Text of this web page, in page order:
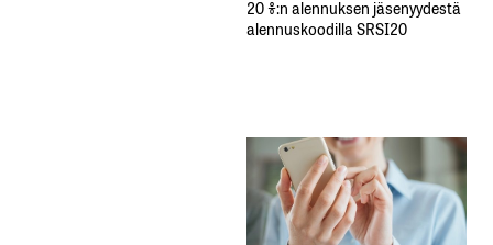
20 %:n alennuksen jäsenyydestä
alennuskoodilla SRSI20